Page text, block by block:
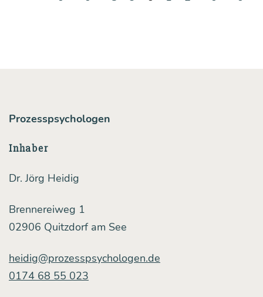
Prozesspsychologen
Inhaber
Dr. Jörg Heidig
Brennereiweg 1
02906 Quitzdorf am See
heidig@prozesspsychologen.de
0174 68 55 023